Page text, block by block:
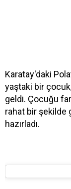
Karatay'daki
yaştaki bir
geldi. Çocuğu
rahat bir
hazırladı.